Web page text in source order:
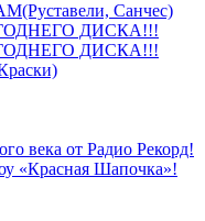
Санчес)
ДИСКА!!!
ДИСКА!!!
века от Радио Рекорд!
«Красная Шапочка»!